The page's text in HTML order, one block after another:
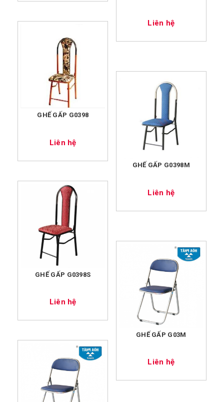
Liên hệ
GHẾ GẤP G0398
Liên hệ
GHẾ GẤP G0398M
Liên hệ
GHẾ GẤP G0398S
Liên hệ
GHẾ GẤP G03M
Liên hệ